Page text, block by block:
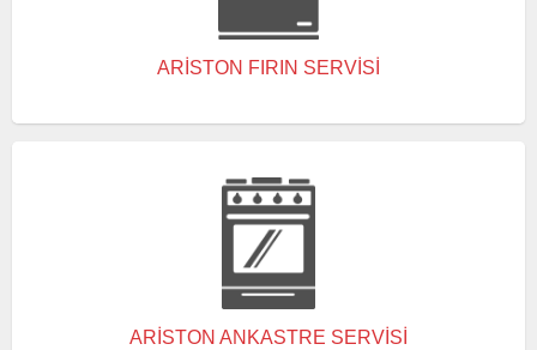
ARISTON FIRIN SERVISI
ARISTON ANKASTRE SERVISI